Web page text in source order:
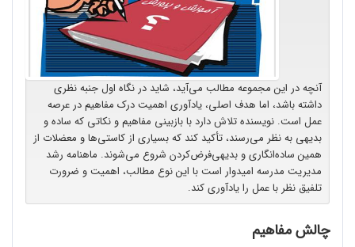
آنچه در این مجموعه مطالب می‌آید، شاید در نگاه اول جنبه نظری
داشته باشد، اما هدف اصلی، یادآوری اهمیت درک مفاهیم در عرصه
عمل است. نویسنده تلاش دارد با بازبینی مفاهیم و نکاتی که ساده و
بدیهی به نظر می‌رسند، تأکید کند که بسیاری از کاستی‌ها و معضلات از
همین ساده‌انگاری و بدیهی‌فرض‌کردن شروع می‌شوند. ماهنامه رشد
مدیریت مدرسه امیدوار است با این نوع مطالب، اهمیت و ضرورت
تلفیق نظر با عمل را یادآوری کند.
چالش مفاهیم